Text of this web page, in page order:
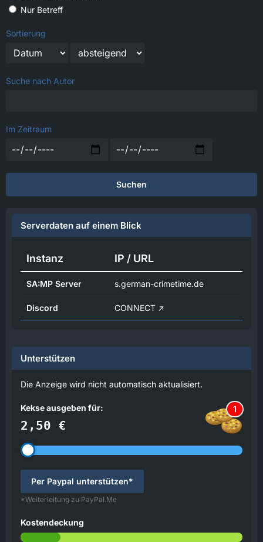
Nur Betreff
Sortierung
Suche nach Autor
Im Zeitraum
Suchen
Serverdaten auf einem Blick
Instanz IP / URL
SA:MP Server s.german-crimetime.de
Discord CONNECT
Unterstützen
Die Anzeige wird nicht automatisch aktualisiert.
Kekse ausgeben für:
2,50 €
1
Per Paypal unterstützen*
*Weiterleitung zu PayPal.Me
Kostendeckung